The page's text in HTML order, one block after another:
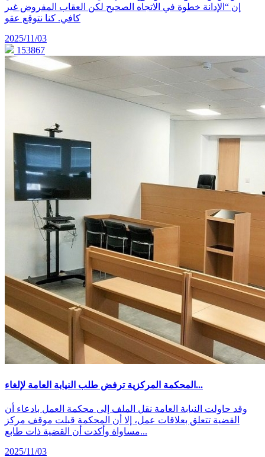
إن “الإدانة خطوة في الاتجاه الصحيح لكن العقاب المفروض غير
كافي. كنا نتوقع عقو
2025/11/03
153867
المحكمة المركزية ترفض طلب النيابة العامة لإلغاء...
وقد حاولت النيابة العامة نقل الملف إلى محكمة العمل بادعاء أن
القضية تتعلق بعلاقات عمل، إلا أن المحكمة قبلت موقف مركز
مساواة وأكدت أن القضية ذات طابع...
2025/11/03